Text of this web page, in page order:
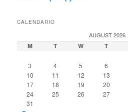
CALENDARIO
AUGUST 2026
M T W T
3
4 5 6
10
11 12 13
17
18 19 20
24
25 26 27
31